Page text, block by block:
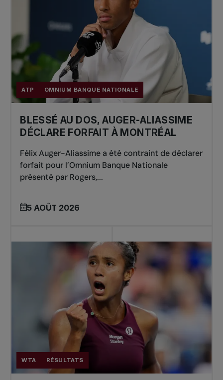
ATP OMNIUM BANQUE NATIONALE
BLESSÉ AU DOS, AUGER-ALIASSIME
DÉCLARE FORFAIT À MONTRÉAL
Félix Auger-Aliassime a été contraint de déclarer
forfait pour l’Omnium Banque Nationale
présenté par Rogers,...
5 AOÛT 2026
WTA RÉSULTATS